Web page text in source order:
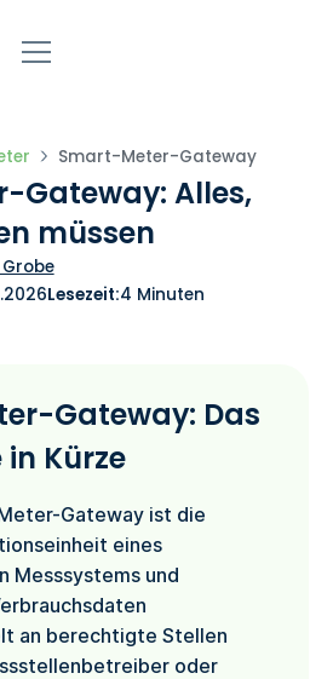
Smart-Meter-Gateway
Gateway: Alles,
müssen
Lesezeit:4 Minuten
Gateway: Das
Kürze
Gateway ist die
eines
Messsystems und
an berechtigte Stellen
oder